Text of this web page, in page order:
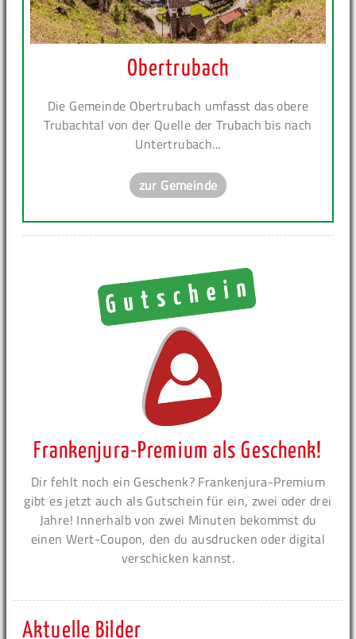
Obertrubach
Die Gemeinde Obertrubach umfasst das obere
Trubachtal von der Quelle der Trubach bis nach
Untertrubach...
zur Gemeinde
Frankenjura-Premium als Geschenk!
Dir fehlt noch ein Geschenk? Frankenjura-Premium
gibt es jetzt auch als Gutschein für ein, zwei oder drei
Jahre! Innerhalb von zwei Minuten bekommst du
einen Wert-Coupon, den du ausdrucken oder digital
verschicken kannst.
Aktuelle Bilder